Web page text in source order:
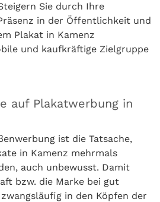
Sie durch Ihre
in der Öffentlichkeit und
Plakat in Kamenz
und kaufkräftige Zielgruppe
auf Plakatwerbung in
ist die Tatsache,
in Kamenz mehrmals
auch unbewusst. Damit
bzw. die Marke bei gut
in den Köpfen der